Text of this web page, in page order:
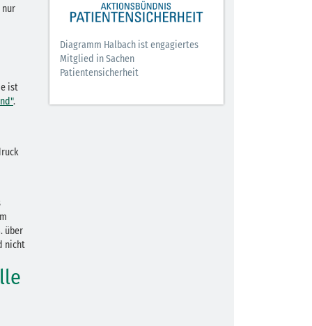
nur
ist
.
über
nicht
Diagramm Halbach ist engagiertes
Mitglied in Sachen
Patientensicherheit